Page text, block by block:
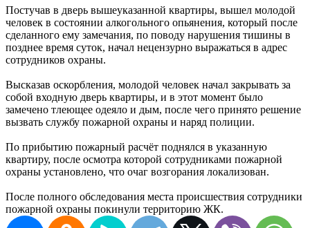
Постучав в дверь вышеуказанной квартиры, вышел молодой
человек в состоянии алкогольного опьянения, который после
сделанного ему замечания, по поводу нарушения тишины в
позднее время суток, начал нецензурно выражаться в адрес
сотрудников охраны.
Высказав оскорбления, молодой человек начал закрывать за
собой входную дверь квартиры, и в этот момент было
замечено тлеющее одеяло и дым, после чего принято решение
вызвать службу пожарной охраны и наряд полиции.
По прибытию пожарный расчёт поднялся в указанную
квартиру, после осмотра которой сотрудниками пожарной
охраны установлено, что очаг возгорания локализован.
После полного обследования места происшествия сотрудники
пожарной охраны покинули территорию ЖК.